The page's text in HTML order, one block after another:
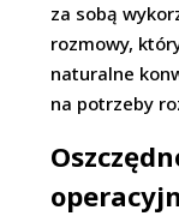
za sobą
rozmowy,
naturalne
na potrzeby